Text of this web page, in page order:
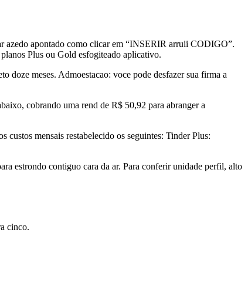
azedo apontado como clicar em “INSERIR arruii CODIGO”.
Plus ou Gold esfogiteado aplicativo.
doze meses. Admoestacao: voce pode desfazer sua firma a
cobrando uma rend de R$ 50,92 para abranger a
custos mensais restabelecido os seguintes: Tinder Plus:
estrondo contiguo cara da ar. Para conferir unidade perfil, alto
cinco.